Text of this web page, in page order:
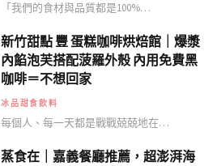
「我們的食材與品質都是100%…
新竹甜點 豐 蛋糕咖啡烘焙館｜爆漿
內餡泡芙搭配菠羅外殼 內用免費黑
咖啡＝不想回家
冰品甜食飲料
每個人、每一天都是戰戰兢兢地在…
蒸食在｜嘉義餐廳推薦，超澎湃海